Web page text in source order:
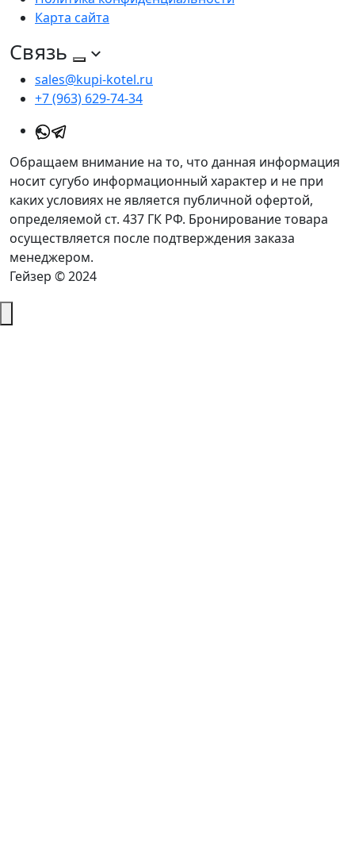
Карта сайта
Связь
sales@kupi-kotel.ru
+7 (963) 629-74-34
Обращаем внимание на то, что данная информация
носит сугубо информационный характер и не при
каких условиях не является публичной офертой,
определяемой ст. 437 ГК РФ. Бронирование товара
осуществляется после подтверждения заказа
менеджером.
Гейзер © 2024